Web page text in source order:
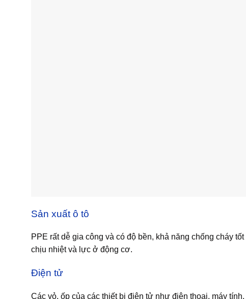
Sản xuất ô tô
PPE rất dễ gia công và có độ bền, khả năng chống cháy
chịu nhiệt và lực ở động cơ.
Điện tử
Các vỏ, ốp của các thiết bị điện tử như điện thoại, máy